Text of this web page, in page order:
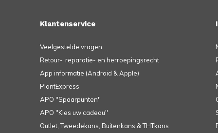
Klantenservice
Veelgestelde vragen
Retour-, reparatie- en herroepingsrecht
App informatie (Android & Apple)
PlantExpress
APO ''Spaarpunten''
APO ''Kies uw cadeau''
Outlet, Tweedekans, Buitenkans & THTkans